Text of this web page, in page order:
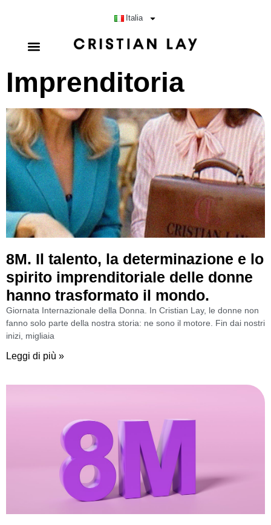
Italia
Imprenditoria
8M. Il talento, la determinazione e lo
spirito imprenditoriale delle donne
hanno trasformato il mondo.
Giornata Internazionale della Donna. In Cristian Lay, le donne non
fanno solo parte della nostra storia: ne sono il motore. Fin dai nostri
inizi, migliaia
Leggi di più »